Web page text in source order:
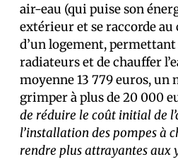
air-eau (qui puise son
extérieur et se raccorde
d’un logement,
radiateurs et de chauffer
moyenne 13 779 euros,
grimper à plus de 20 000
de réduire le coût initial de
l’installation des pompes à
rendre plus attrayantes aux